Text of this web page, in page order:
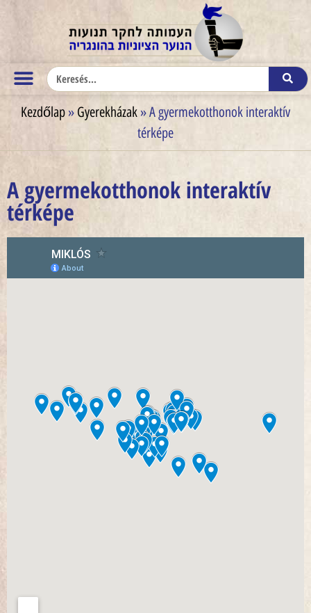
Kezdőlap » Gyerekházak »A gyermekotthonok interaktív
térképe
A gyermekotthonok interaktív
térképe